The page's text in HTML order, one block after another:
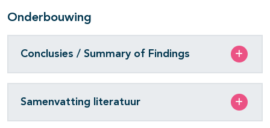
Onderbouwing
Conclusies / Summary of Findings
Samenvatting literatuur